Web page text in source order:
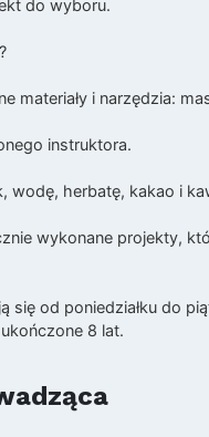
do wyboru.
materiały i narzędzia:
instruktora.
wodę, herbatę, kakao i
wykonane projekty,
się od poniedziałku do
8 lat.